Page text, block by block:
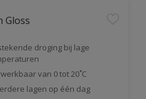
Gloss
droging bij lage
van 0 tot 20˚C
lagen op één dag